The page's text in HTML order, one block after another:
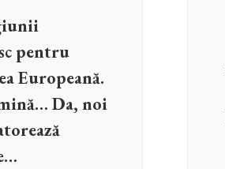
pentru
Europeană.
Da, noi